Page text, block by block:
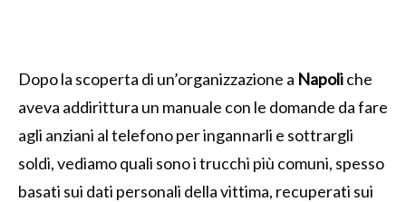
Dopo la scoperta di un’organizzazione a Napoliche
aveva addirittura un manuale con le domande da fare
agli anziani al telefono per ingannarli e sottrargli
soldi, vediamo quali sono i trucchi più comuni, spesso
basati sui dati personali della vittima, recuperati sui